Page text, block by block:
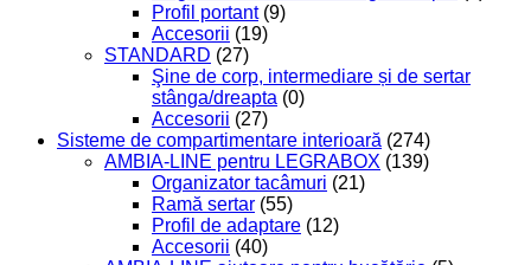
Profil portant (9)
Accesorii (19)
STANDARD (27)
Şine de corp, intermediare și de sertar
stânga/dreapta (0)
Accesorii (27)
Sisteme de compartimentare interioară (274)
AMBIA-LINE pentru LEGRABOX (139)
Organizator tacâmuri (21)
Ramă sertar (55)
Profil de adaptare (12)
Accesorii (40)